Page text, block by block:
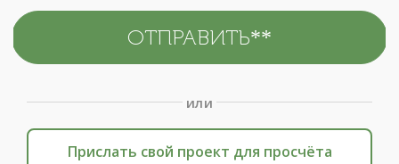
или
Прислать свой проект для просчёта